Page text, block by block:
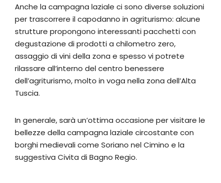
Anche la campagna laziale ci sono diverse soluzioni
per trascorrere il capodanno in agriturismo: alcune
strutture propongono interessanti pacchetti con
degustazione di prodotti a chilometro zero,
assaggio di vini della zona e spesso vi potrete
rilassare all’interno del centro benessere
dell’agriturismo, molto in voga nella zona dell’Alta
Tuscia.
In generale, sarà un’ottima occasione per visitare le
bellezze della campagna laziale circostante con
borghi medievali come Soriano nel Cimino e la
suggestiva Civita di Bagno Regio.